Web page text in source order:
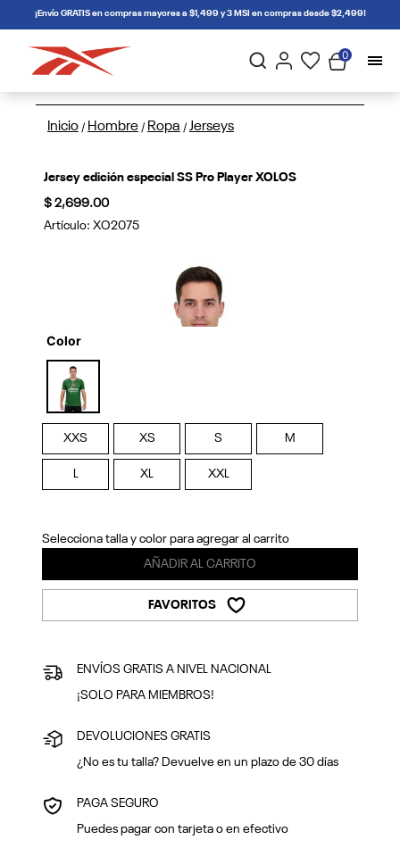
connectif¡Envío GRATIS en compras mayores a $1,499 y 3 MSI en compras desde $2,499!
0
Inicio / Hombre / Ropa / Jerseys
Jersey edición especial SS Pro Player XOLOS
$ 2,699.00
Artículo:XO2075
Previous
Color
selected
XXS XS S M
L XL XXL
Selecciona talla y color para agregar al carrito
AÑADIR AL CARRITO
FAVORITOS
ENVÍOS GRATIS A NIVEL NACIONAL
¡SOLO PARA MIEMBROS!
DEVOLUCIONES GRATIS
¿No es tu talla? Devuelve en un plazo de 30 días
PAGA SEGURO
Puedes pagar con tarjeta o en efectivo